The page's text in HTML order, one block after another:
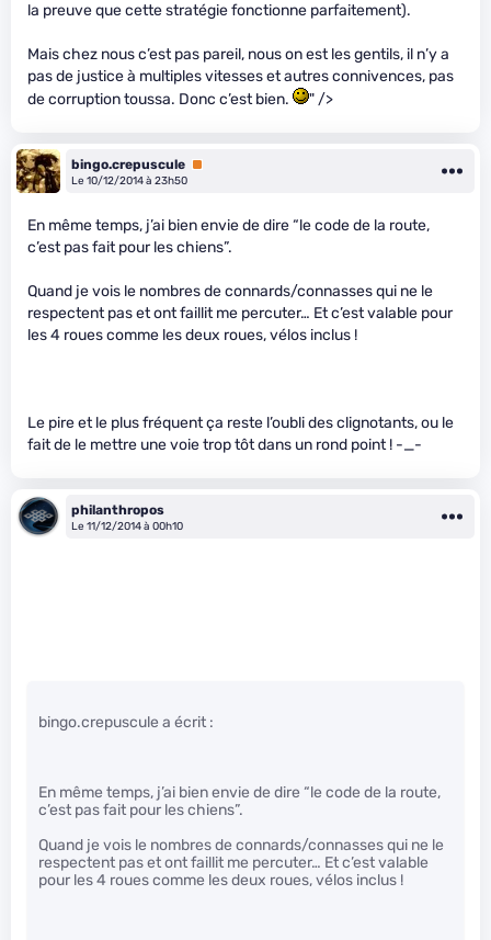
la preuve que cette stratégie fonctionne parfaitement).
Mais chez nous c’est pas pareil, nous on est les gentils, il n’y a
pas de justice à multiples vitesses et autres connivences, pas
de corruption toussa. Donc c’est bien.
" />
bingo.crepuscule Premium
Le 10/12/2014 à 23h50
En même temps, j’ai bien envie de dire “le code de la route,
c’est pas fait pour les chiens”.
Quand je vois le nombres de connards/connasses qui ne le
respectent pas et ont faillit me percuter… Et c’est valable pour
les 4 roues comme les deux roues, vélos inclus !
Le pire et le plus fréquent ça reste l’oubli des clignotants, ou le
fait de le mettre une voie trop tôt dans un rond point ! -_-
philanthropos
Le 11/12/2014 à 00h10
bingo.crepuscule a écrit :
En même temps, j’ai bien envie de dire “le code de la route,
c’est pas fait pour les chiens”.
Quand je vois le nombres de connards/connasses qui ne le
respectent pas et ont faillit me percuter… Et c’est valable
pour les 4 roues comme les deux roues, vélos inclus !